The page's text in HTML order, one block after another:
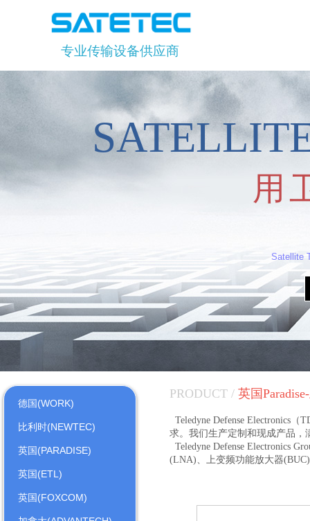
专业传输设备供应商
Satellite
用
PRODUCT / 英国
德国(WORK)
比利时(NEWTEC)
英国(PARADISE)
英国(ETL)
英国(FOXCOM)
Teledyne Defense Electronics
求。我们生产定制和现成产品，
Teledyne Defense Electronics
(LNA)、上变频功能放大器